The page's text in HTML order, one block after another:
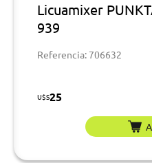
Licuamixer
939
Referencia: 706632
U$S25